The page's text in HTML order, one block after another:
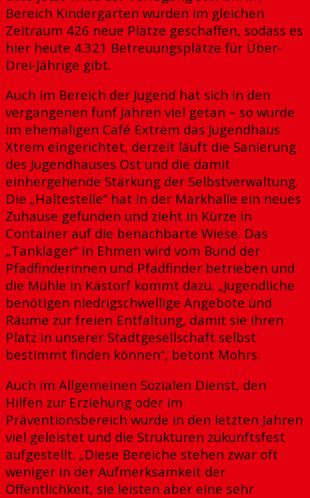
Bereich Kindergarten wurden im gleichen
Zeitraum 426 neue Plätze geschaffen, sodass es
hier heute 4.321 Betreuungsplätze für Über-
Drei-Jährige gibt.
Auch im Bereich der Jugend hat sich in den
vergangenen fünf Jahren viel getan – so wurde
im ehemaligen Café Extrem das Jugendhaus
Xtrem eingerichtet, derzeit läuft die Sanierung
des Jugendhauses Ost und die damit
einhergehende Stärkung der Selbstverwaltung.
Die „Haltestelle“ hat in der Markhalle ein neues
Zuhause gefunden und zieht in Kürze in
Container auf die benachbarte Wiese. Das
„Tanklager“ in Ehmen wird vom Bund der
Pfadfinderinnen und Pfadfinder betrieben und
die Mühle in Kästorf kommt dazu. „Jugendliche
benötigen niedrigschwellige Angebote und
Räume zur freien Entfaltung, damit sie ihren
Platz in unserer Stadtgesellschaft selbst
bestimmt finden können“, betont Mohrs.
Auch im Allgemeinen Sozialen Dienst, den
Hilfen zur Erziehung oder im
Präventionsbereich wurde in den letzten Jahren
viel geleistet und die Strukturen zukunftsfest
aufgestellt. „Diese Bereiche stehen zwar oft
weniger in der Aufmerksamkeit der
Öffentlichkeit, sie leisten aber eine sehr